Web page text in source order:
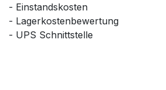
- Einstandskosten
- Lagerkostenbewertung
- UPS Schnittstelle